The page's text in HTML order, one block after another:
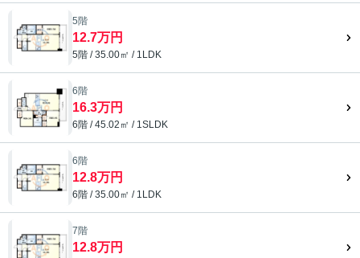
5階
12.7万円
5階 / 35.00㎡ / 1LDK
6階
16.3万円
6階 / 45.02㎡ / 1SLDK
6階
12.8万円
6階 / 35.00㎡ / 1LDK
7階
12.8万円